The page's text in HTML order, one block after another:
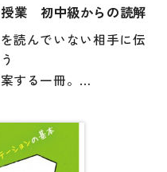
ライン授業で行うのも
授業 初中級からの読解
読んでいない相手に伝
する一冊。
方、授業に取り入れる
します。
る40 の読解素材が付